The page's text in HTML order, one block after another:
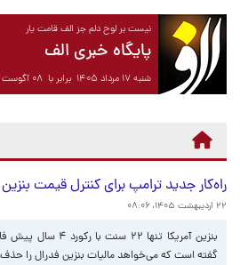
نیست بر لوح دلم جز الف قامت یار
پایگاه خبری الف
شنبه ۱۷ مرداد ۱۴۰۵ برابر با ۰۸ آگوست ۲۰۲۶
راه‌کار جدید ترامپ برای کنترل قیمت بنزین
۲۲ اردیبهشت ۱۴۰۵، ۰۸:۰۶
بنزین آمریکا تنها
گفته است که می‌خواهد مالیات بنزین فدرال را